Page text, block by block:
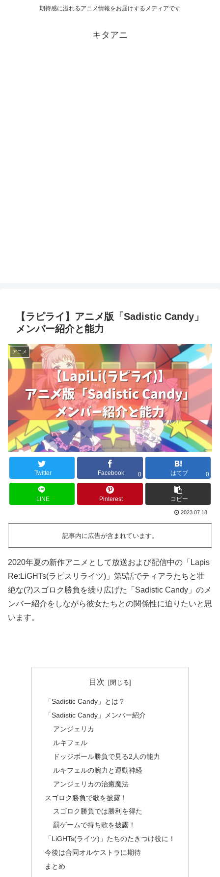
期待感に溢れるアニメ情報をお届けするメディアです
キタアニ
【ラピライ】アニメ版「Sadistic Candy」
メンバー紹介と能力
アニメ
Twitter Facebook 0 はてブ 0
LINE Pinterest コピー
2023.07.18
記事内に広告が含まれています。
2020年夏の新作アニメとして放送および配信中の「Lapis
Re:LiGHTs(ラピスリライツ)」第5話でティアラたちと壮
絶な(?)スゴロク勝負を繰り広げた「Sadistic Candy」のメ
ンバー紹介をしながら彼女たちとの関係性に迫りたいと思
います。
目次
「Sadistic Candy」とは？
「Sadistic Candy」メンバー紹介
アンジェリカ
ルキフェル
ドッジボール勝負で見る2人の能力
ルキフェルの腕力と運動神経
アンジェリカの治癒魔法
スゴロク勝負で歌を披露！
スゴロク勝負では勝利を得た
罰ゲームで持ち歌を披露！
「LiGHTs(ライツ)」たちのたきつけ役に！
今後は合同オルケストラに期待
まとめ